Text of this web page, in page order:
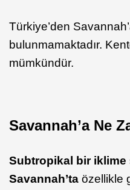
Türkiye’den
bulunmamaktadır.
mümkündür.
Savannah’a Ne
Subtropikal
bir
Savannah’ta özellikle